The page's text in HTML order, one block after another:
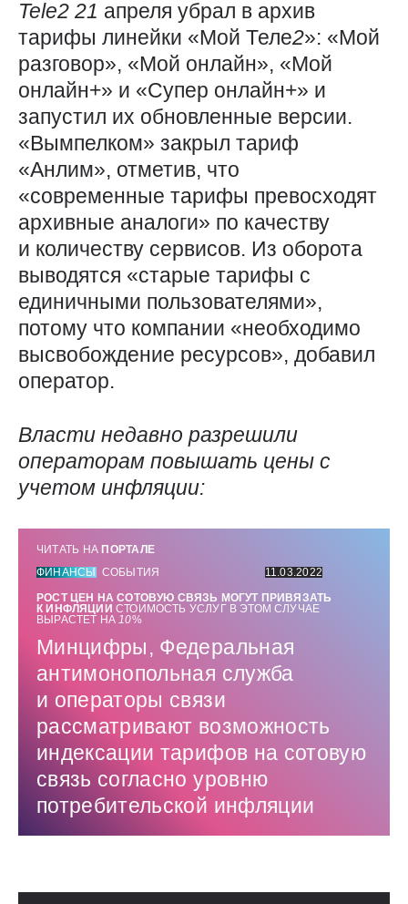
Tele2 21 апреля убрал в архив
тарифы линейки «Мой Теле2»: «Мой
разговор», «Мой онлайн», «Мой
онлайн+» и «Супер онлайн+» и
запустил их обновленные версии.
«Вымпелком» закрыл тариф
«Анлим», отметив, что
«современные тарифы превосходят
архивные аналоги» по качеству
и количеству сервисов. Из оборота
выводятся «старые тарифы с
единичными пользователями»,
потому что компании «необходимо
высвобождение ресурсов», добавил
оператор.
Власти недавно разрешили
операторам повышать цены с
учетом инфляции:
ЧИТАТЬ НА ПОРТАЛЕ
ФИНАНСЫ
СОБЫТИЯ
11.03.2022
РОСТ ЦЕН НА СОТОВУЮ СВЯЗЬ МОГУТ ПРИВЯЗАТЬ
К ИНФЛЯЦИИ СТОИМОСТЬ УСЛУГ В ЭТОМ СЛУЧАЕ
ВЫРАСТЕТ НА10%
Минцифры, Федеральная
антимонопольная служба
и операторы связи
рассматривают возможность
индексации тарифов на сотовую
связь согласно уровню
потребительской инфляции